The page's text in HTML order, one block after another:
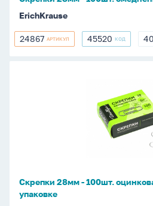
ErichKrause
24867
24867 АРТИКУЛ 45520
45520 КОД
Скрепки 28мм - 100шт.
упаковке